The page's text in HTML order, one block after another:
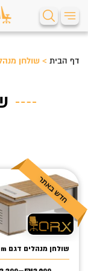
דף הבית > שולחן
שולחן מנהלים דגם Platinum